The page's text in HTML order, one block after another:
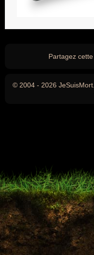
Partagez
© 2004 - 2026